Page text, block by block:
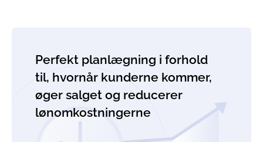
Perfekt planlægning i forhold
til, hvornår kunderne kommer,
øger salget og reducerer
lønomkostningerne